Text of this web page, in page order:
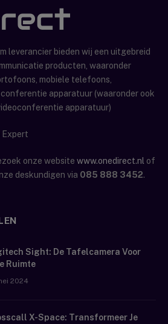
leverancier bieden wij een uitgebreid
producten, waaronder
mobiele telefoons,
apparatuur (waaronder ook
apparatuur)
Expert
onze website www.onedirect.nl of
deskundigen via 085 888 3452.
Sight: De Tafelcamera Voor
Ruimte
2024
X-Space: Transformeer Je